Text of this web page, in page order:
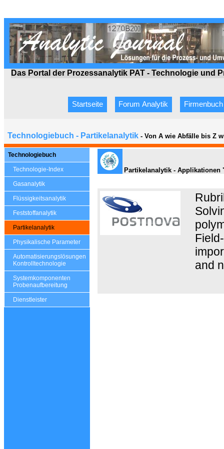
Das Portal der Prozessanalytik PAT - Technologie und
Startseite Forum Analytik Firmenbuch
Technologiebuch - Partikelanalytik - Von A wie Abfälle bis Z
Technologiebuch
Technologie-Index
Gasanalytik
Flüssigkeitsanalytik
Feststoffanalytik
Partikelanalytik
Physikalische Parameter
Automatisierungslösungen
Kontrolltechnologie
Systemkomponenten
Probenaufbereitung
Dienstleister
Partikelanalytik - Applikationen
and